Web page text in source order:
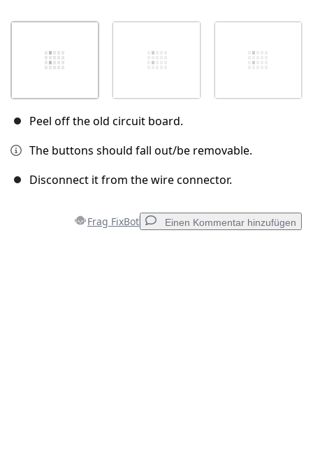
Peel off the old circuit board.
The buttons should fall out/be removable.
Disconnect it from the wire connector.
Frag FixBot Einen Kommentar hinzufügen